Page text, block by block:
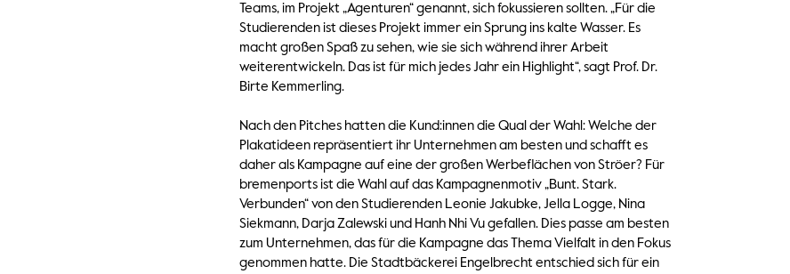
Teams, im Projekt „Agenturen“ genannt, sich fokussieren sollten. „Für die
Studierenden ist dieses Projekt immer ein Sprung ins kalte Wasser. Es
macht großen Spaß zu sehen, wie sie sich während ihrer Arbeit
weiterentwickeln. Das ist für mich jedes Jahr ein Highlight“, sagt Prof. Dr.
Birte Kemmerling.
Nach den Pitches hatten die Kund:innen die Qual der Wahl: Welche der
Plakatideen repräsentiert ihr Unternehmen am besten und schafft es
daher als Kampagne auf eine der großen Werbeflächen von Ströer? Für
bremenports ist die Wahl auf das Kampagnenmotiv „Bunt. Stark.
Verbunden“ von den Studierenden Leonie Jakubke, Jella Logge, Nina
Siekmann, Darja Zalewski und Hanh Nhi Vu gefallen. Dies passe am besten
zum Unternehmen, das für die Kampagne das Thema Vielfalt in den Fokus
genommen hatte. Die Stadtbäckerei Engelbrecht entschied sich für ein